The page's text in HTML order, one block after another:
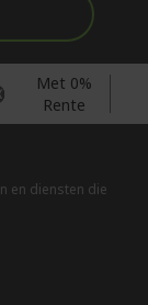
Met 0%
Rente
en diensten die